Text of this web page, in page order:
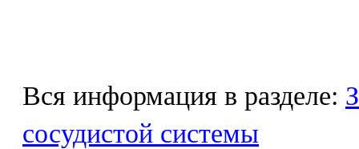
Вся информация в разделе:
сосудистой системы